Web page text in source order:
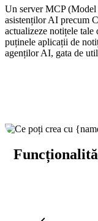
Un server MCP
asistenților AI precum
actualizeze notițele
puținele aplicații de
agenților AI, gata de